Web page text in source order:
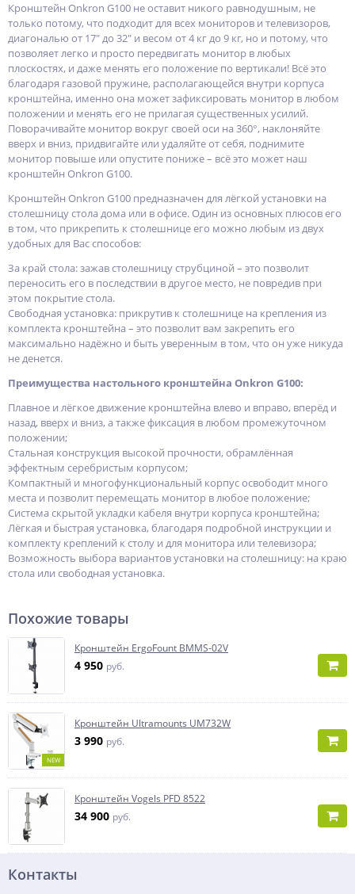
Кронштейн Onkron G100 не оставит никого равнодушным, не
только потому, что подходит для всех мониторов и телевизоров,
диагональю от 17" до 32" и весом от 4 кг до 9 кг, но и потому, что
позволяет легко и просто передвигать монитор в любых
плоскостях, и даже менять его положение по вертикали! Всё это
благодаря газовой пружине, располагающейся внутри корпуса
кронштейна, именно она может зафиксировать монитор в любом
положении и менять его не прилагая существенных усилий.
Поворачивайте монитор вокруг своей оси на 360°, наклоняйте
вверх и вниз, придвигайте или удаляйте от себя, поднимите
монитор повыше или опустите пониже – всё это может наш
кронштейн Onkron G100.
Кронштейн Onkron G100 предназначен для лёгкой установки на
столешницу стола дома или в офисе. Один из основных плюсов его
в том, что прикрепить к столешнице его можно любым из двух
удобных для Вас способов:
За край стола: зажав столешницу струбциной – это позволит
переносить его в последствии в другое место, не повредив при
этом покрытие стола.
Свободная установка: прикрутив к столешнице на крепления из
комплекта кронштейна – это позволит вам закрепить его
максимально надёжно и быть уверенным в том, что он уже никуда
не денется.
Преимущества настольного кронштейна Onkron G100:
Плавное и лёгкое движение кронштейна влево и вправо, вперёд и
назад, вверх и вниз, а также фиксация в любом промежуточном
положении;
Стальная конструкция высокой прочности, обрамлённая
эффектным серебристым корпусом;
Компактный и многофункциональный корпус освободит много
места и позволит перемещать монитор в любое положение;
Система скрытой укладки кабеля внутри корпуса кронштейна;
Лёгкая и быстрая установка, благодаря подробной инструкции и
комплекту креплений к столу и для монитора или телевизора;
Возможность выбора вариантов установки на столешницу: на краю
стола или свободная установка.
Похожие товары
Кронштейн ErgoFount BMMS-02V
4 950 руб.
NEW
Кронштейн Ultramounts UM732W
3 990 руб.
Кронштейн Vogels PFD 8522
34 900 руб.
Контакты